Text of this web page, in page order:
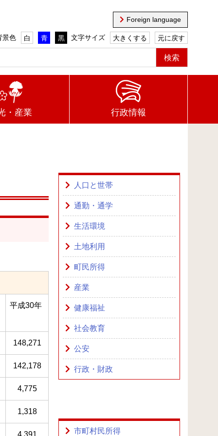
Foreign language
景色 白 青 黒 文字サイズ 大きくする 元に戻す
・産業 行政情報
平成30年
148,271
142,178
4,775
1,318
4,391
人口と世帯
通勤・通学
生活環境
土地利用
町民所得
産業
健康福祉
社会教育
公安
行政・財政
市町村民所得